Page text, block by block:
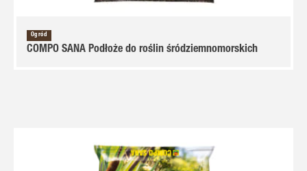
Ogród
COMPO SANA Podłoże do roślin śródziemnomorskich